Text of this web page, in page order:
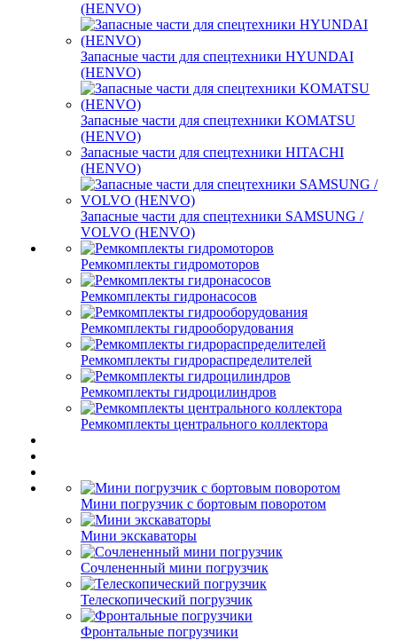
(HENVO)
Запасные части для спецтехники HYUNDAI
(HENVO)
Запасные части для спецтехники KOMATSU
(HENVO)
Запасные части для спецтехники HITACHI
(HENVO)
Запасные части для спецтехники SAMSUNG /
VOLVO (HENVO)
Ремкомплекты гидромоторов
Ремкомплекты гидронасосов
Ремкомплекты гидрооборудования
Ремкомплекты гидрораспределителей
Ремкомплекты гидроцилиндров
Ремкомплекты центрального коллектора
Мини погрузчик с бортовым поворотом
Мини экскаваторы
Сочлененный мини погрузчик
Телескопический погрузчик
Фронтальные погрузчики